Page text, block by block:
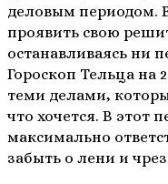
деловым периодом.
проявить свою
останавливаясь ни
Гороскоп Тельца на
теми делами,
что хочется. В этот
максимально
забыть о лени и